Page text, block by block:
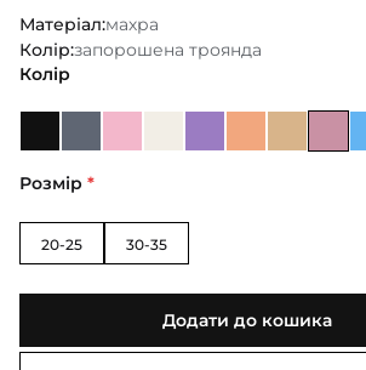
Матеріал:махра
Колір:запорошена троянда
Колір
Розмір *
20-25 30-35
Додати до кошика
БІЛИЗНА ПІЖАМИ
БОДІ ПІСОЧНИКИ
ЖИЛЕТИ
КОЛГОТКИ
КОМБІНЕЗОНИ
КОФТИНКИ
БОМБЕРИ КУРТКИ
ВЕЛОСИПЕДКИ
КОЛГОТКИ
ШКАРПЕТКИ
КОСТЮМИ
КОМПЛЕКТИ
ЛОНГСЛІВИ
ЛОСИНИ
БІЛИЗНА
ГОЛЬФИ
КОМПЛЕКТИ
КУРТКИ
БОМБЕРИ
ТЕРМОБІЛИЗНА
БІЛИЗНА
ПІЖАМИ
КОМПЛЕКТИ
ФУТБОЛКИ
СЛІДИ